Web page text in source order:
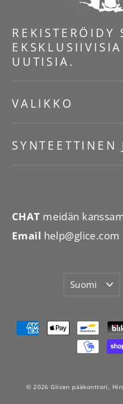
REKISTERÖIDY
UUTISIA.
VALIKKO
SYNTEETTINEN
CHAT meidän
Email help@glice.com
Kieli
Suomi
© 2026 Glicen pääkonttori,